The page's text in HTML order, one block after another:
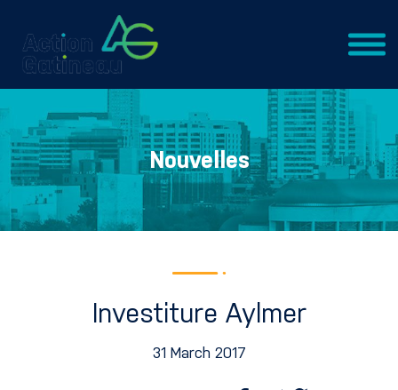
Nouvelles
Investiture Aylmer
31 March 2017